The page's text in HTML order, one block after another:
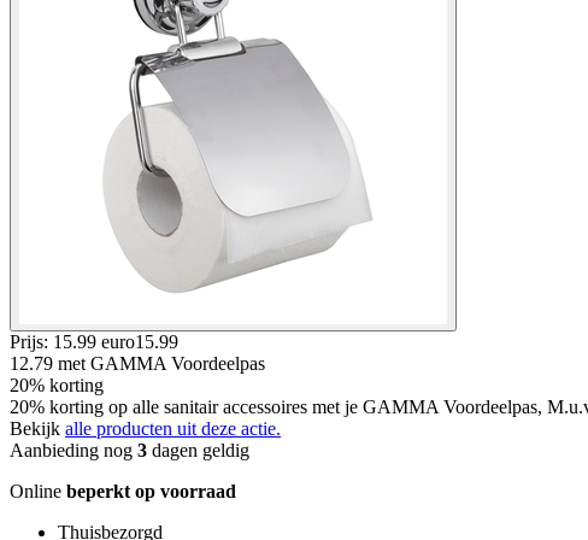
Prijs: 15.99 euro15.99
12.79 met GAMMA Voordeelpas
20% korting
20% korting op alle sanitair accessoires met je GAMMA Voordeelpas,
Bekijk alle producten uit deze actie.
Aanbieding nog 3 dagen geldig
Online beperkt op voorraad
Thuisbezorgd